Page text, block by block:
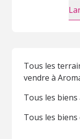
Tous les
vendre à
Tous les biens
Tous les biens